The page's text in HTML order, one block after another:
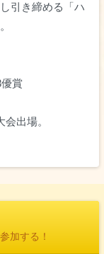
引き締める「ハ
賞
出場。
加する！